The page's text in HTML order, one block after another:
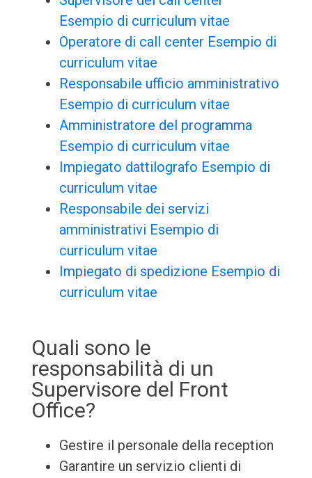
Esempio di curriculum vitae
Operatore di call center Esempio di
curriculum vitae
Responsabile ufficio amministrativo
Esempio di curriculum vitae
Amministratore del programma
Esempio di curriculum vitae
Impiegato dattilografo Esempio di
curriculum vitae
Responsabile dei servizi
amministrativi Esempio di
curriculum vitae
Impiegato di spedizione Esempio di
curriculum vitae
Quali sono le
responsabilità di un
Supervisore del Front
Office?
Gestire il personale della reception
Garantire un servizio clienti di